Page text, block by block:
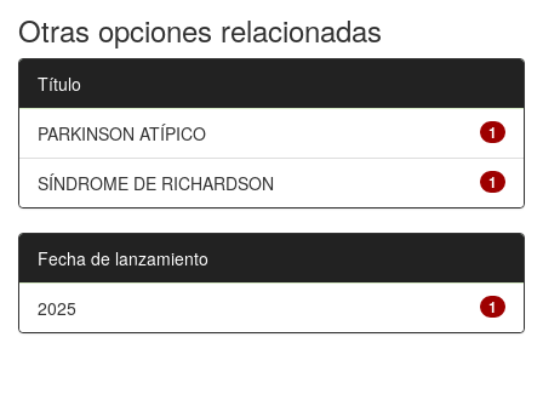
Otras opciones relacionadas
Título
1
PARKINSON ATÍPICO
1
SÍNDROME DE RICHARDSON
Fecha de lanzamiento
1
2025